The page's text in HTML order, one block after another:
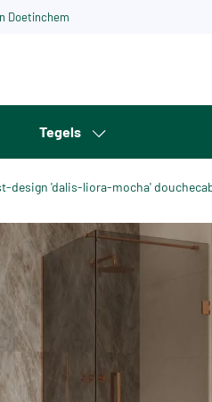
Doetinchem
Tegels
design 'dalis-liora-mocha'